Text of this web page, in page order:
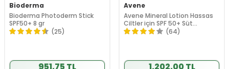
Bioderma
Bioderma Photoderm Stick
SPF50+ 8 gr
(25)
951,75 TL
Avene
Avene Mineral Lotion Hassas
Ciltler için SPF 50+ Süt
Formunda Güneş Kremi 100 ml
(64)
1.202,00 TL